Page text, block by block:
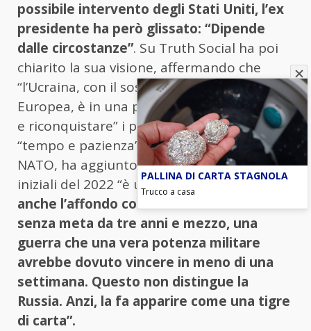
possibile intervento degli Stati Uniti, l’ex
presidente ha però glissato: “Dipende
dalle circostanze”. Su Truth Social ha poi
chiarito la sua visione, affermando che
“l’Ucraina, con il sostegno dell’Unione
Europea, è in una posizione di combattere
e riconquistare” i propri territori. Con
“tempo e pazienza” e grazie al supporto
NATO, ha aggiunto, tornare ai confini
iniziali del 2022 “è un’opzione”.Durissimo
anche l’affondo contro Mosca: “Combatte
senza meta da tre anni e mezzo, una
guerra che una vera potenza militare
avrebbe dovuto vincere in meno di una
settimana. Questo non distingue la
Russia. Anzi, la fa apparire come una tigre
di carta”.
PALLINA DI CARTA STAGNOLA
Trucco a casa